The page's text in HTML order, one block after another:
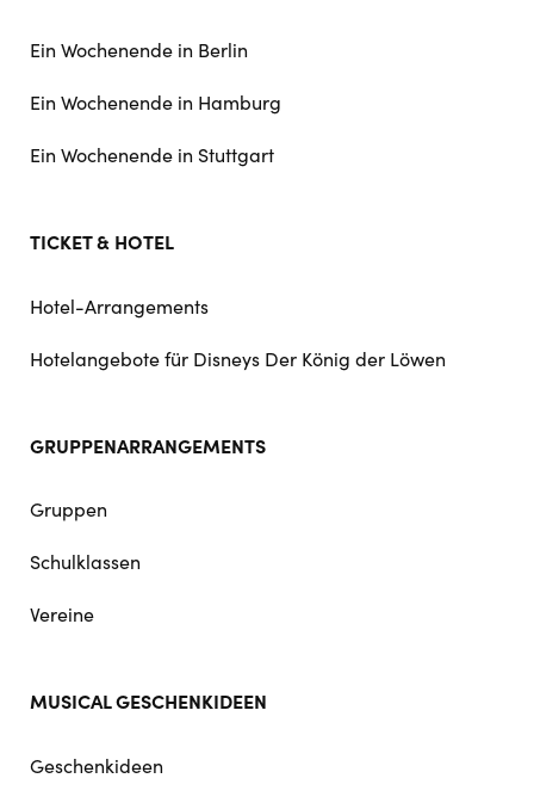
Ein Wochenende in Berlin
Ein Wochenende in Hamburg
Ein Wochenende in Stuttgart
TICKET & HOTEL
Hotel-Arrangements
Hotelangebote für Disneys Der König der Löwen
GRUPPENARRANGEMENTS
Gruppen
Schulklassen
Vereine
MUSICAL GESCHENKIDEEN
Geschenkideen